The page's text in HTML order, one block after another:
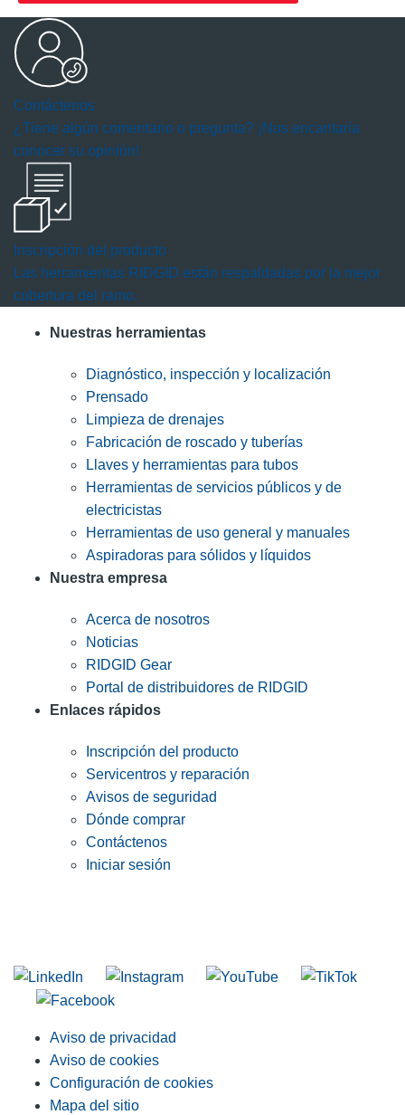
Contáctenos
¿Tiene algún comentario o pregunta? ¡Nos encantaría
conocer su opinión!
Inscripción del producto
Las herramientas RIDGID están respaldadas por la mejor
cobertura del ramo.
Nuestras herramientas
Diagnóstico, inspección y localización
Prensado
Limpieza de drenajes
Fabricación de roscado y tuberías
Llaves y herramientas para tubos
Herramientas de servicios públicos y de
electricistas
Herramientas de uso general y manuales
Aspiradoras para sólidos y líquidos
Nuestra empresa
Acerca de nosotros
Noticias
RIDGID Gear
Portal de distribuidores de RIDGID
Enlaces rápidos
Inscripción del producto
Servicentros y reparación
Avisos de seguridad
Dónde comprar
Contáctenos
Iniciar sesión
Aviso de privacidad
Aviso de cookies
Configuración de cookies
Mapa del sitio